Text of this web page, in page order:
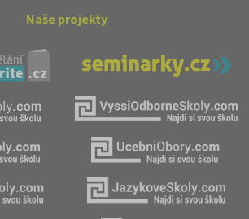
Naše projekty